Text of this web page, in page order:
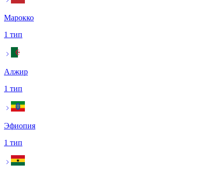
Марокко
1 тип
Алжир
1 тип
Эфиопия
1 тип